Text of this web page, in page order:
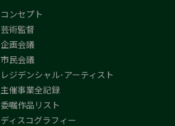
コンセプト
芸術監督
企画会議
市民会議
レジデンシャル･アーティスト
主催事業全記録
委嘱作品リスト
ディスコグラフィー